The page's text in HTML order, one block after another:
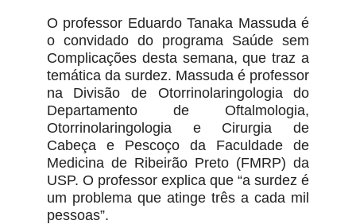
O professor Eduardo Tanaka Massuda é
o convidado do programa Saúde sem
Complicações desta semana, que traz a
temática da surdez. Massuda é professor
na Divisão de Otorrinolaringologia do
Departamento de Oftalmologia,
Otorrinolaringologia e Cirurgia de
Cabeça e Pescoço da Faculdade de
Medicina de Ribeirão Preto (FMRP) da
USP. O professor explica que “a surdez é
um problema que atinge três a cada mil
pessoas”.